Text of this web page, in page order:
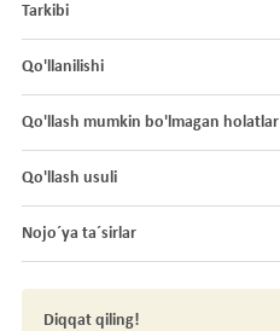
Tarkibi
Qo'llanilishi
Qo'llash mumkin bo'lmagan holatlar
Qo'llash usuli
Nojo´ya ta´sirlar
Diqqat qiling!